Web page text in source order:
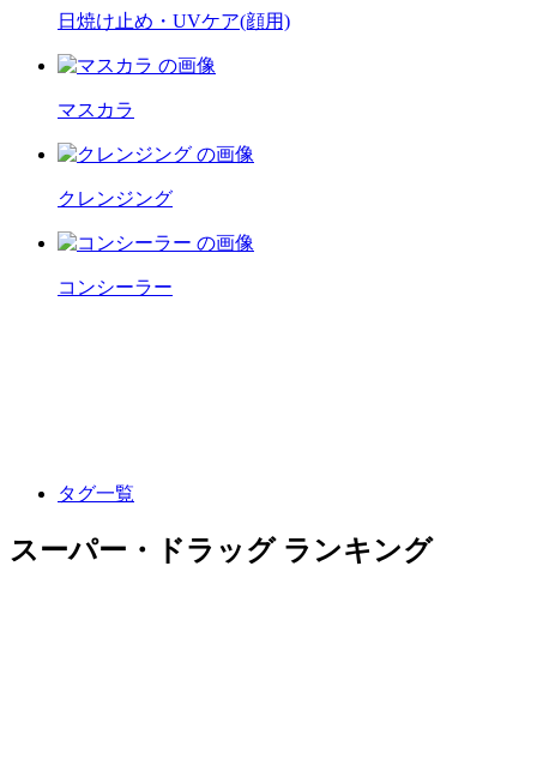
日焼け止め・UVケア(顔用)
マスカラ
クレンジング
コンシーラー
タグ一覧
スーパー・ドラッグ ランキング